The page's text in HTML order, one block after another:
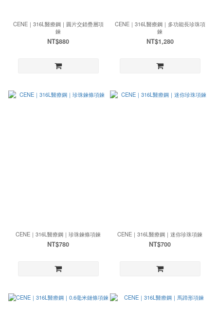
CENE｜316L醫療鋼｜圓片交錯疊層項
鍊
NT$880
CENE｜316L醫療鋼｜多功能長珍珠項
鍊
NT$1,280
CENE｜316L醫療鋼｜珍珠鍊條項鍊
NT$780
CENE｜316L醫療鋼｜迷你珍珠項鍊
NT$700